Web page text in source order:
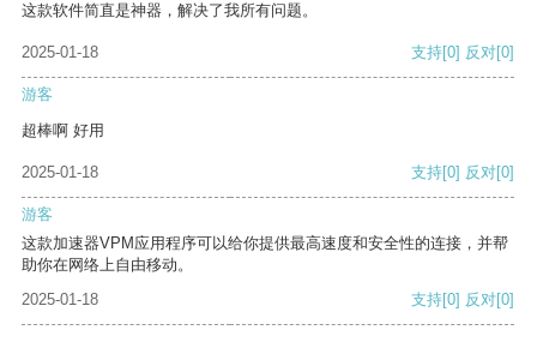
这款软件简直是神器，解决了我所有问题。
2025-01-18 支持[0] 反对[0]
游客
超棒啊 好用
2025-01-18 支持[0] 反对[0]
游客
这款加速器VPM应用程序可以给你提供最高速度和安全性的连接，并帮
助你在网络上自由移动。
2025-01-18
支持[0] 反对[0]